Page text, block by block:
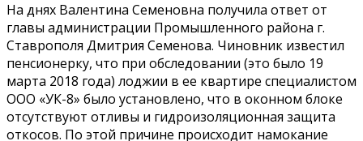
На днях Валентина Семеновна получила ответ от
главы администрации Промышленного района г.
Ставрополя Дмитрия Семенова. Чиновник известил
пенсионерку, что при обследовании (это было 19
марта 2018 года) лоджии в ее квартире специалистом
ООО «УК-8» было установлено, что в оконном блоке
отсутствуют отливы и гидроизоляционная защита
откосов. По этой причине происходит намокание